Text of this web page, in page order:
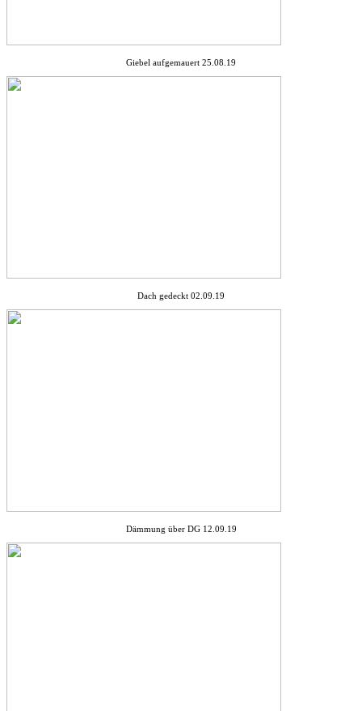
Giebel aufgemauert 25.08.19
Dach gedeckt 02.09.19
Dämmung über DG 12.09.19